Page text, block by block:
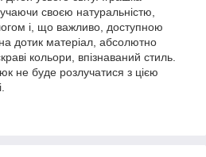
своєю натуральністю,
і, що важливо, доступною
дотик матеріал, абсолютно
кольори, впізнаваний стиль.
не буде розлучатися з цією